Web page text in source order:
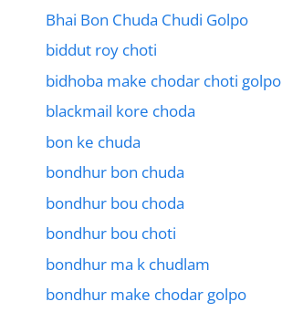
Bhai Bon Chuda Chudi Golpo
biddut roy choti
bidhoba make chodar choti golpo
blackmail kore choda
bon ke chuda
bondhur bon chuda
bondhur bou choda
bondhur bou choti
bondhur ma k chudlam
bondhur make chodar golpo